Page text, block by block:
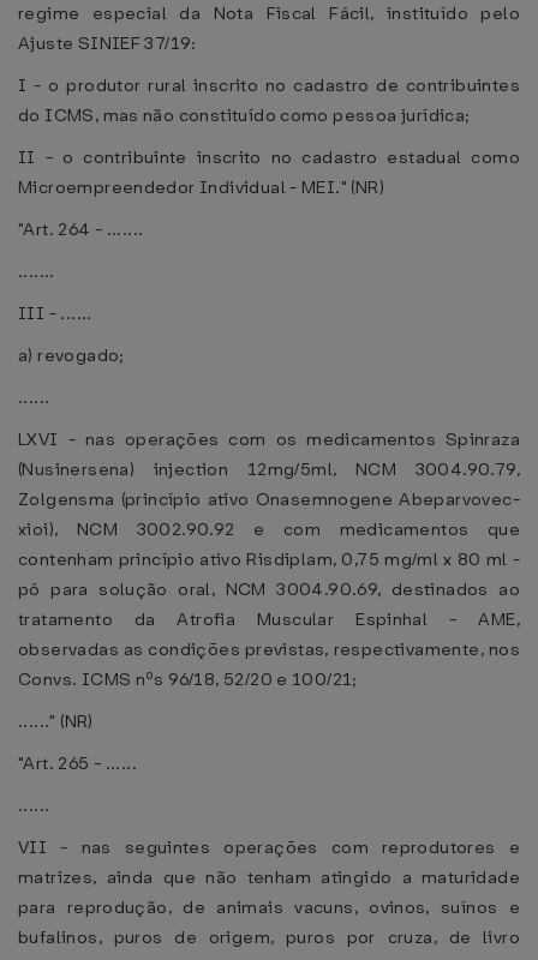
regime especial da Nota Fiscal Fácil, instituído pelo
Ajuste SINIEF 37/19:
I - o produtor rural inscrito no cadastro de contribuintes
do ICMS, mas não constituído como pessoa jurídica;
II - o contribuinte inscrito no cadastro estadual como
Microempreendedor Individual - MEI." (NR)
"Art. 264 - .......
.......
III - ......
a) revogado;
......
LXVI - nas operações com os medicamentos Spinraza
(Nusinersena) injection 12mg/5ml, NCM 3004.90.79,
Zolgensma (princípio ativo Onasemnogene Abeparvovec-
xioi), NCM 3002.90.92 e com medicamentos que
contenham princípio ativo Risdiplam, 0,75 mg/ml x 80 ml -
pó para solução oral, NCM 3004.90.69, destinados ao
tratamento da Atrofia Muscular Espinhal - AME,
observadas as condições previstas, respectivamente, nos
Convs. ICMS nºs 96/18, 52/20 e 100/21;
......" (NR)
"Art. 265 - ......
......
VII - nas seguintes operações com reprodutores e
matrizes, ainda que não tenham atingido a maturidade
para reprodução, de animais vacuns, ovinos, suínos e
bufalinos, puros de origem, puros por cruza, de livro